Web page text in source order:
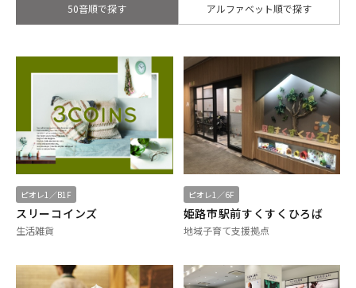
50音順で探す アルファベット順で探す
ピオレ1／B1F
スリーコインズ
生活雑貨
ピオレ1／6F
姫路市駅前すくすくひろば
地域子育て支援拠点